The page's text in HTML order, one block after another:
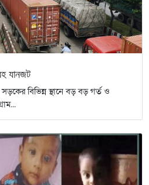
যানজট
বিভিন্ন স্থানে বড় বড় গর্ত ও